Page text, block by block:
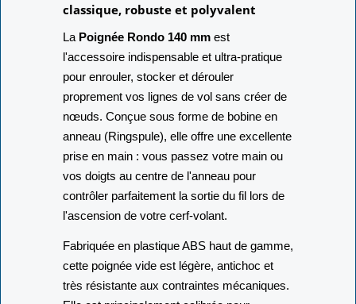
classique, robuste et polyvalent
La Poignée Rondo 140 mm est
l'accessoire indispensable et ultra-pratique
pour enrouler, stocker et dérouler
proprement vos lignes de vol sans créer de
nœuds. Conçue sous forme de bobine en
anneau (Ringspule), elle offre une excellente
prise en main : vous passez votre main ou
vos doigts au centre de l'anneau pour
contrôler parfaitement la sortie du fil lors de
l'ascension de votre cerf-volant.
Fabriquée en plastique ABS haut de gamme,
cette poignée vide est légère, antichoc et
très résistante aux contraintes mécaniques.